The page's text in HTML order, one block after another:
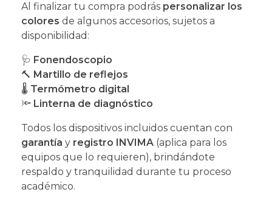
Al finalizar tu compra podrás personalizar los
colores de algunos accesorios, sujetos a
disponibilidad:
🩺 Fonendoscopio
🔨 Martillo de reflejos
🌡️ Termómetro digital
🔦 Linterna de diagnóstico
Todos los dispositivos incluidos cuentan con
garantía y registro INVIMA (aplica para los
equipos que lo requieren), brindándote
respaldo y tranquilidad durante tu proceso
académico.